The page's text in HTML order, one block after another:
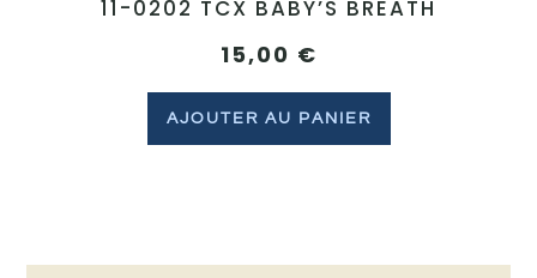
11-0202 TCX BABY’S BREATH
15,00 €
AJOUTER AU PANIER